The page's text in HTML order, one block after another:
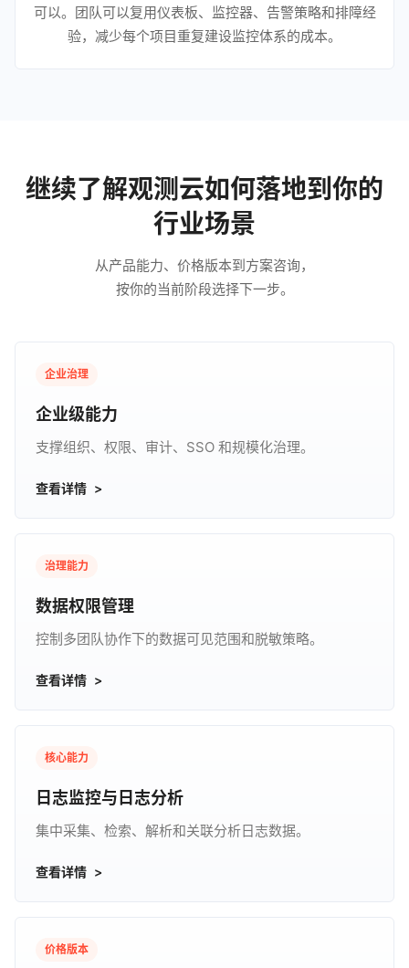
可以。团队可以复用仪表板、监控器、告警策略和排障经
验，减少每个项目重复建设监控体系的成本。
继续了解观测云如何落地到你的
行业场景
从产品能力、价格版本到方案咨询，
按你的当前阶段选择下一步。
企业治理
企业级能力
支撑组织、权限、审计、SSO 和规模化治理。
查看详情
治理能力
数据权限管理
控制多团队协作下的数据可见范围和脱敏策略。
查看详情
核心能力
日志监控与日志分析
集中采集、检索、解析和关联分析日志数据。
查看详情
价格版本